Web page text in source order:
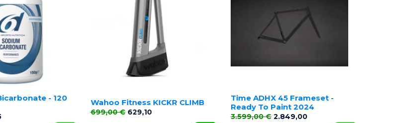
- 120
Wahoo Fitness KICKR CLIMB
Verkaufspreis
699,00 € Preis
629,10
Time ADHX 45 Frameset -
Ready To Paint 2024
Verkaufspreis
3.599,00 € Preis
2.849,00